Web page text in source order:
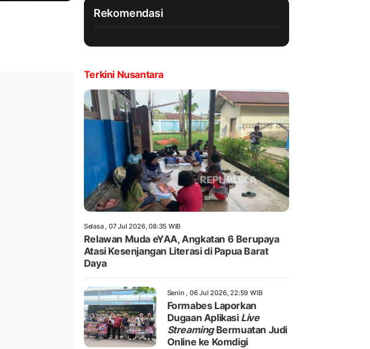
Rekomendasi
Terkini Nusantara
Selasa , 07 Jul 2026, 08:35 WIB
Relawan Muda eYAA, Angkatan 6 Berupaya
Atasi Kesenjangan Literasi di Papua Barat
Daya
Senin , 06 Jul 2026, 22:59 WIB
Formabes Laporkan
Dugaan Aplikasi Live
StreamingBermuatan Judi
Online ke Komdigi